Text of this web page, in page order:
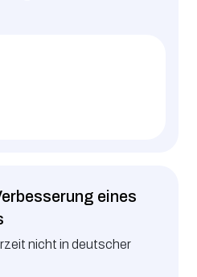
eines
nicht in deutscher